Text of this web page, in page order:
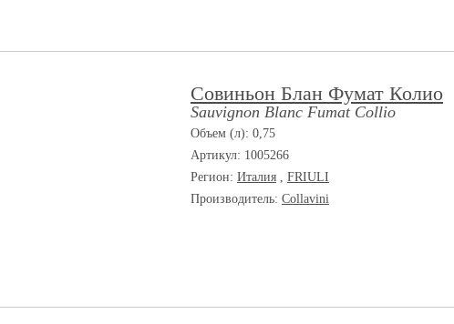
Совиньон Блан Фумат Колио
Sauvignon Blanc Fumat Collio
Объем (л): 0,75
Артикул: 1005266
Регион: Италия , FRIULI
Производитель: Collavini